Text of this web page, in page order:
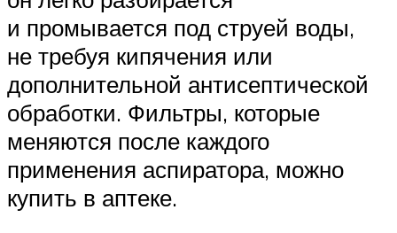
и промывается под струей воды,
не требуя кипячения или
дополнительной антисептической
обработки. Фильтры, которые
меняются после каждого
применения аспиратора, можно
купить в аптеке.